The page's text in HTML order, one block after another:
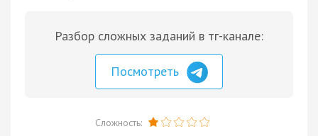
Разбор сложных заданий в тг-канале:
Посмотреть
Сложность: